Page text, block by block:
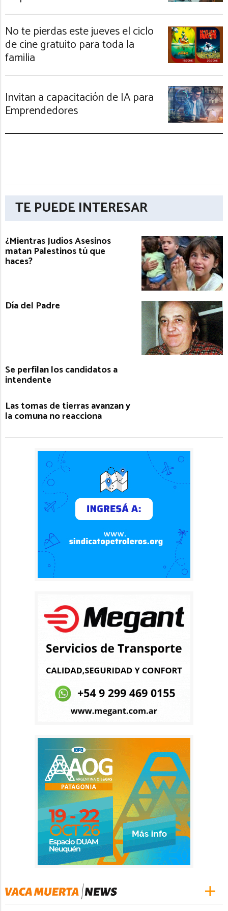
No te pierdas este jueves el ciclo
de cine gratuito para toda la
familia
Invitan a capacitación de IA para
Emprendedores
TE PUEDE INTERESAR
¿Mientras Judíos Asesinos
matan Palestinos tú que
haces?
Día del Padre
Se perfilan los candidatos a
intendente
Las tomas de tierras avanzan y
la comuna no reacciona